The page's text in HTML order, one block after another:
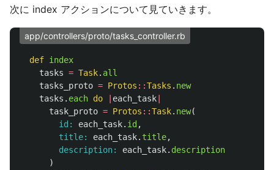
次に index アクションについて見ていきます。
app/controllers/proto/tasks_controller.rb
def index
tasks = Task. all
tasks_proto = Protos ::Tasks . new
tasks . each do each_task
task_proto = Protos ::Task. new(
id: each_task. id ,
title: each_task. title,
description: each_task. description
)